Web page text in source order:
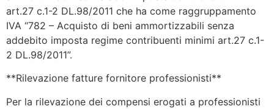
art.27 c.1-2 DL.98/2011 che ha come raggruppamento
IVA “782 – Acquisto di beni ammortizzabili senza
addebito imposta regime contribuenti minimi art.27 c.1-
2 DL.98/2011”.
**Rilevazione fatture fornitore professionisti**
Per la rilevazione dei compensi erogati a professionisti